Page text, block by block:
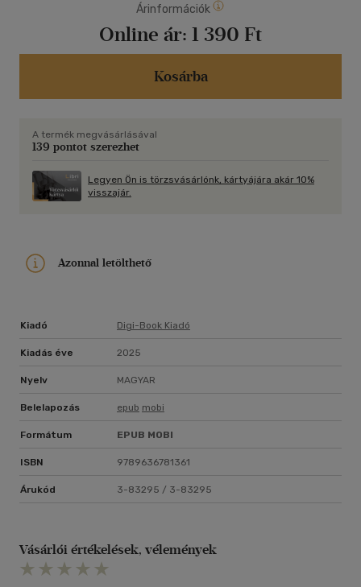
És mivel mi, olvasók, ezzel tisztában vagyunk még inkább
átszellemül a regény hőseinek kilátástalan küzdelme, és
magasztosul életük megrázó áldozattá.
Árinformációk
Online ár: 1 390 Ft
Kosárba
A termék megvásárlásával
139 pontot szerezhet
Legyen Ön is törzsvásárlónk, kártyájára akár 10%
visszajár.
Azonnal letölthető
Kiadó Digi-Book Kiadó
Kiadás éve 2025
Nyelv MAGYAR
Belelapozás epub mobi
Formátum EPUB MOBI
ISBN 9789636781361
Árukód 3-83295 / 3-83295
Vásárlói értékelések, vélemények